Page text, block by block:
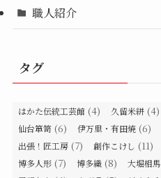
職人紹介
タグ
はかた伝統工芸館 (4) 久留米絣 (4)
仙台箪笥 (6) 伊万里・有田焼 (6)
出張！匠工房 (7) 創作こけし (11)
博多人形 (7) 博多織 (8) 大堀相